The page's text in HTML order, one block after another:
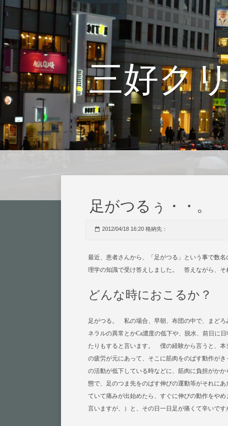
三好ク
足がつるぅ・・。
2012/04/18 16:20 格納先：
最近、患者さんから、「足がつる」という事で数
理学の知識で受け答えしました。 答えながら、そ
どんな時におこるか？
足がつる。 私の場合、早朝、布団の中で、まど
ネラルの異常とかCa濃度の低下や、脱水、前日に
たりもすると言います。 僕の経験から言うと、本
の疲労が元にあって、そこに筋肉をのばす動作が
の活動が低下している時などに、筋肉に負担がか
態で、足のつま先をのばす伸びの運動等がそれに
ていて痛みが出始めたら、すぐに伸びの動作をや
言いますが、）と、その日一日足が痛くて辛いです